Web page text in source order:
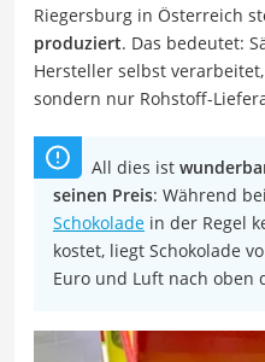
Riegersburg in Österreich
produziert. Das bedeutet:
Hersteller selbst
sondern nur Rohstoff-
All dies ist
seinen Preis: Während
Schokolade in der Regel
kostet, liegt Schokolade
Euro und Luft nach oben